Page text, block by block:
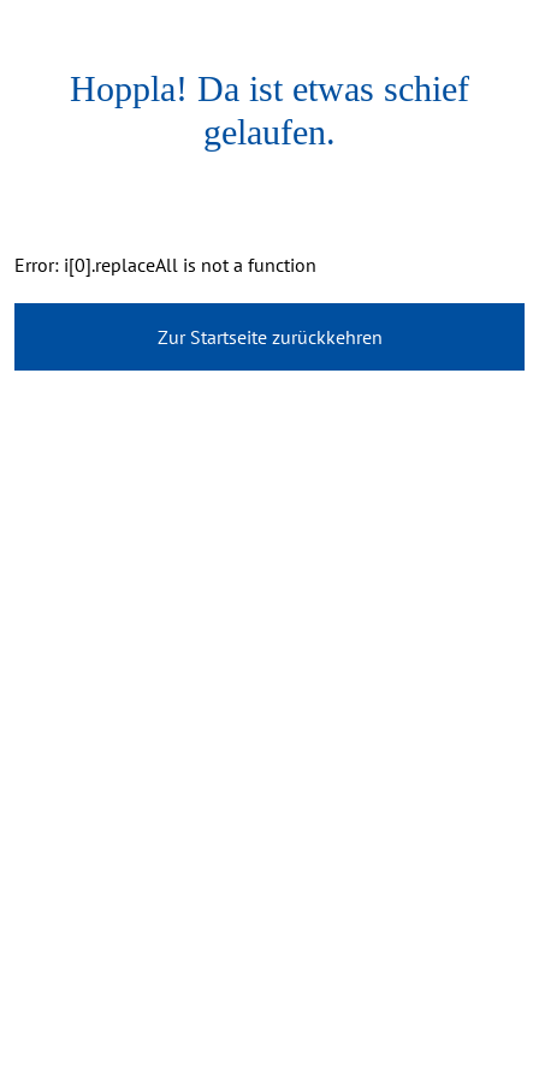
Hoppla! Da ist etwas schief
gelaufen.
Error: i[0].replaceAll is not a function
Zur Startseite zurückkehren